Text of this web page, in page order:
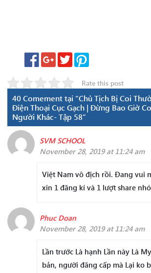
Rate this post
40 Comement tại “Chủ Tịch Bị Coi
Điện Thoại Cục Gạch | Đừng Bao Giờ
Người Khác- Tập 58”
SVM SCHOOL
November 28, 2019 at 11:24 am
Việt Nam vô địch rồi. Đang vui
xin 1 đăng kí và 1 lượt share
Phuc Doan
November 28, 2019 at 11:24 am
Lần trước Là hạnh Lần này Là
bản, người đăng cấp mà Lại ko